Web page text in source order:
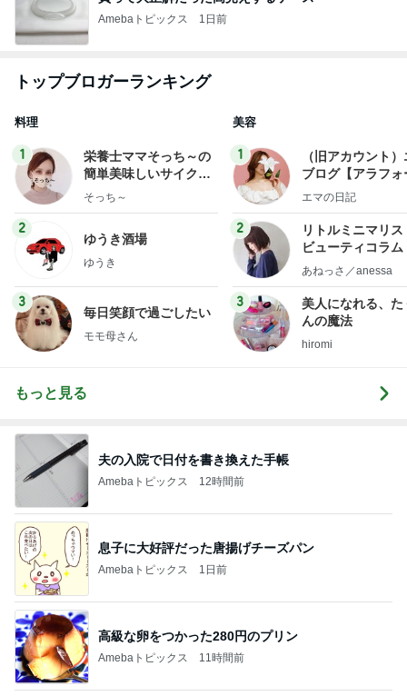
Amebaトピックス 1日前
トップブロガーランキング
料理
1
栄養士ママそっち～の
簡単美味しいサイクル
献立
そっち～
2
ゆうき酒場
ゆうき
3
毎日笑顔で過ごしたい
モモ母さん
美容
1
（旧アカウント
ブログ【アラフォ
社売却セカンドラ
エマの日記
2
リトルミニマリス
ビューティコラ
little
あねっさ／anessa
3
美人になれる、た
んの魔法
hiromi
もっと見る
夫の入院で日付を書き換えた手帳
Amebaトピックス 12時間前
息子に大好評だった唐揚げチーズパン
Amebaトピックス 1日前
高級な卵をつかった280円のプリン
Amebaトピックス 11時間前